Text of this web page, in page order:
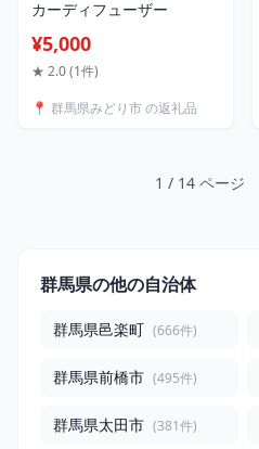
カーディフューザー
¥5,000
★ 2.0 (1件)
📍 群馬県みどり市 の返礼品
1 / 14 ページ
群馬県の他の自治体
群馬県邑楽町 (666件)
群馬県前橋市 (495件)
群馬県太田市 (381件)